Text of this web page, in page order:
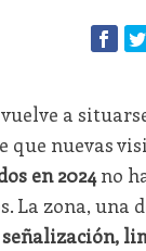
a
que nuevas
en 2024no
La zona,